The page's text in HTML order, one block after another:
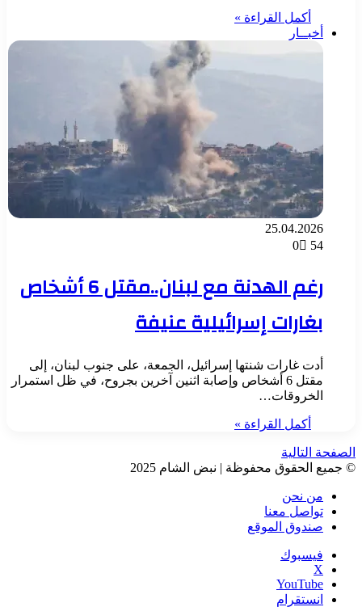
أكمل القراءة »
أخبــار
25.04.2026
0
54
رغم الهدنة مع لبنان..مقتل 6 أشخاص
بغارات إسرائيلية عنيفة
أدت غارات شنتها إسرائيل، الجمعة، على جنوب لبنان، إلى
مقتل 6 أشخاص وإصابة اثنين آخرين بجروح، في ظل استمرار
الخروقات…
أكمل القراءة »
الصفحة التالية
© جميع الحقوق محفوظة | نبض الشام 2025
من نحن
تواصل معنا
صندوق الموقع
فيسبوك
‫X
‫YouTube
انستقرام